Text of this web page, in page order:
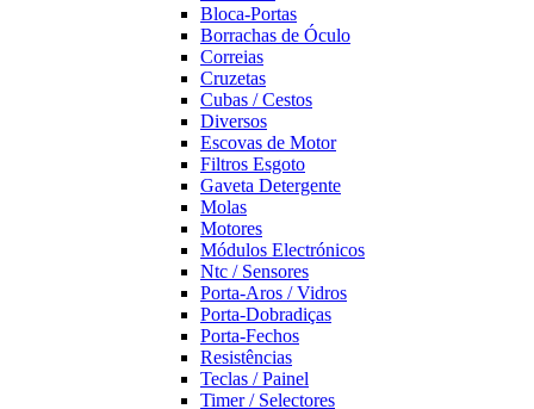
Bloca-Portas
Borrachas de Óculo
Correias
Cruzetas
Cubas / Cestos
Diversos
Escovas de Motor
Filtros Esgoto
Gaveta Detergente
Molas
Motores
Módulos Electrónicos
Ntc / Sensores
Porta-Aros / Vidros
Porta-Dobradiças
Porta-Fechos
Resistências
Teclas / Painel
Timer / Selectores